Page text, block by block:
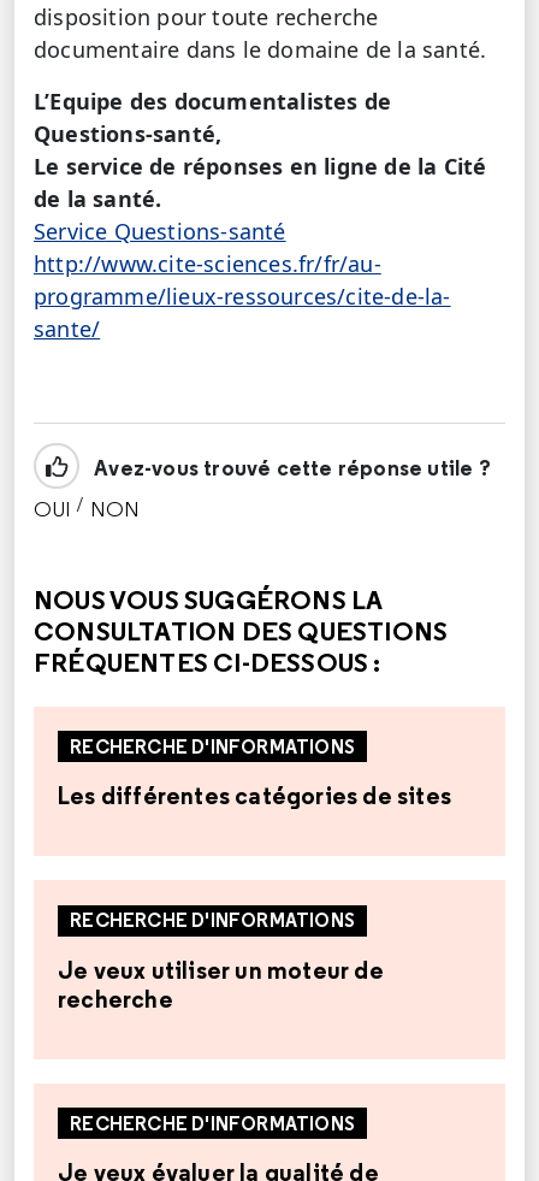
disposition pour toute recherche
documentaire dans le domaine de la santé.
L’Equipe des documentalistes de
Questions-santé,
Le service de réponses en ligne de la Cité
de la santé.
Service Questions-santé
http://www.cite-sciences.fr/fr/au-
programme/lieux-ressources/cite-de-la-
sante/
Avez-vous trouvé cette réponse utile ?
OUI / NON
NOUS VOUS SUGGÉRONS LA
CONSULTATION DES QUESTIONS
FRÉQUENTES CI-DESSOUS :
RECHERCHE D'INFORMATIONS
Les différentes catégories de sites
RECHERCHE D'INFORMATIONS
Je veux utiliser un moteur de
recherche
RECHERCHE D'INFORMATIONS
Je veux évaluer la qualité de